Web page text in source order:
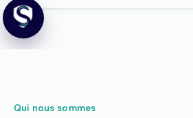
Qui nous sommes